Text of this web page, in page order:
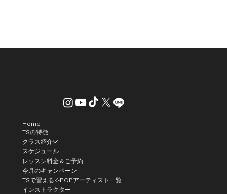
Home
TSの特徴
クラス紹介
スケジュール
レッスン料金＆ご予約
今月のキャンペーン
TSで習えるK-POPアーティスト一覧
インストラクター